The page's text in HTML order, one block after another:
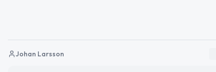
Johan Larsson